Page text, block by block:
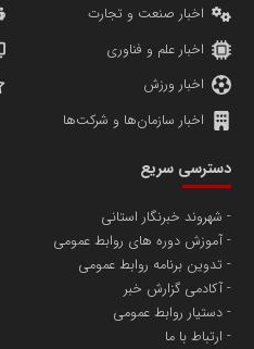
پایگاه اطلاع رسانی اعتلای
تامین آهن اسفنجی تولیدکنندگان
مسعودصادقی
اخبار صنعت و تجارت
اخبار علم و فناوری
اخبار ورزش
اخبار سازمان‌ها و شرکت‌ها
دسترسی سریع
شهروند خبرنگار استانی
آموزش دوره های روابط عمومی
تدوین برنامه روابط عمومی
آکادمی گزارش خبر
دستیار روابط عمومی
ارتباط با ما